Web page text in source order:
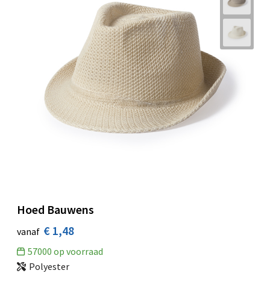
Hoed Bauwens
vanaf € 1,48
57000 op voorraad
Polyester